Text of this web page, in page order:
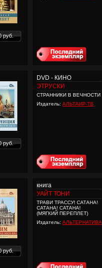
руб.
руб.
DVD - КИНО
ЭТРУСКИ
СТРАННИКИ В ВЕЧНОСТИ
Издатель: АЛЬТАИР-ТВ
руб.
книга
УАЙТ ТОНИ
ТРАВИ ТРАССУ! САТАНА!
САТАНА! САТАНА!
(МЯГКИЙ ПЕРЕПЛЕТ)
Издатель: АЛЬТЕРНАТИВА